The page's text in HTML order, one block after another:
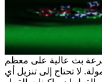
بسرعة بث عالية على معظم
لا تحتاج إلى تنزيل أي